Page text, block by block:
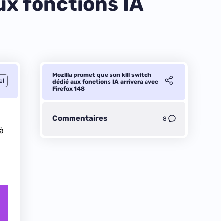
Mozilla promet que son kill switch
dédié aux fonctions IA arrivera avec
Firefox 148
Commentaires 8